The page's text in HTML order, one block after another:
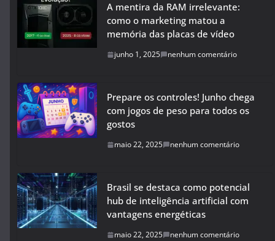
A mentira da RAM irrelevante:
como o marketing matou a
memória das placas de vídeo
junho 1, 2025 nenhum comentário
Prepare os controles! Junho chega
com jogos de peso para todos os
gostos
maio 22, 2025 nenhum comentário
Brasil se destaca como potencial
hub de inteligência artificial com
vantagens energéticas
maio 22, 2025 nenhum comentário